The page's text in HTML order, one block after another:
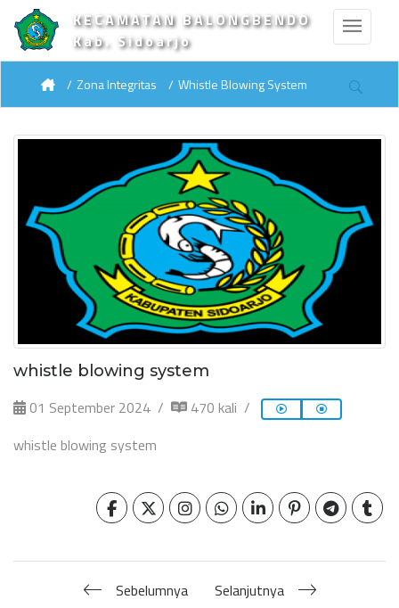
KECAMATAN BALONGBENDO
Kab. Sidoarjo
Zona Integritas Whistle Blowing System
whistle blowing system
01 September 2024
470 kali
whistle blowing system
Sebelumnya Selanjutnya